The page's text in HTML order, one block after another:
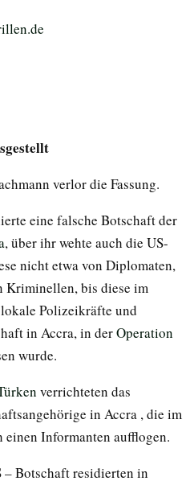
verlor die Fassung.
eine falsche Botschaft der
, über ihr wehte auch die US-
nicht etwa von Diplomaten,
Kriminellen, bis diese im
Polizeikräfte und
in Accra, in derOperation
wurde.
verrichteten das
in Accra , die im
Informanten aufflogen.
Botschaft residierten in